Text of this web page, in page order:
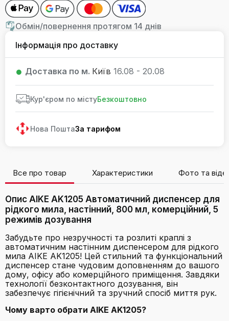
Обмін/повернення протягом 14 днів
Інформація про доставку
Доставка по м. Київ 16.08 - 20.08
Кур'єром по містуБезкоштовно
Нова ПоштаЗа тарифом
Все про товар Характеристики Фото та
Опис AIKE AK1205 Автоматичний диспенсер для
рідкого мила, настінний, 800 мл, комерційний, 5
режимів дозування
Забудьте про незручності та розлиті краплі з
автоматичним настінним диспенсером для рідкого
мила AIKE AK1205! Цей стильний та функціональний
диспенсер стане чудовим доповненням до вашого
дому, офісу або комерційного приміщення. Завдяки
технології безконтактного дозування, він
забезпечує гігієнічний та зручний спосіб миття рук.
Чому варто обрати AIKE AK1205?